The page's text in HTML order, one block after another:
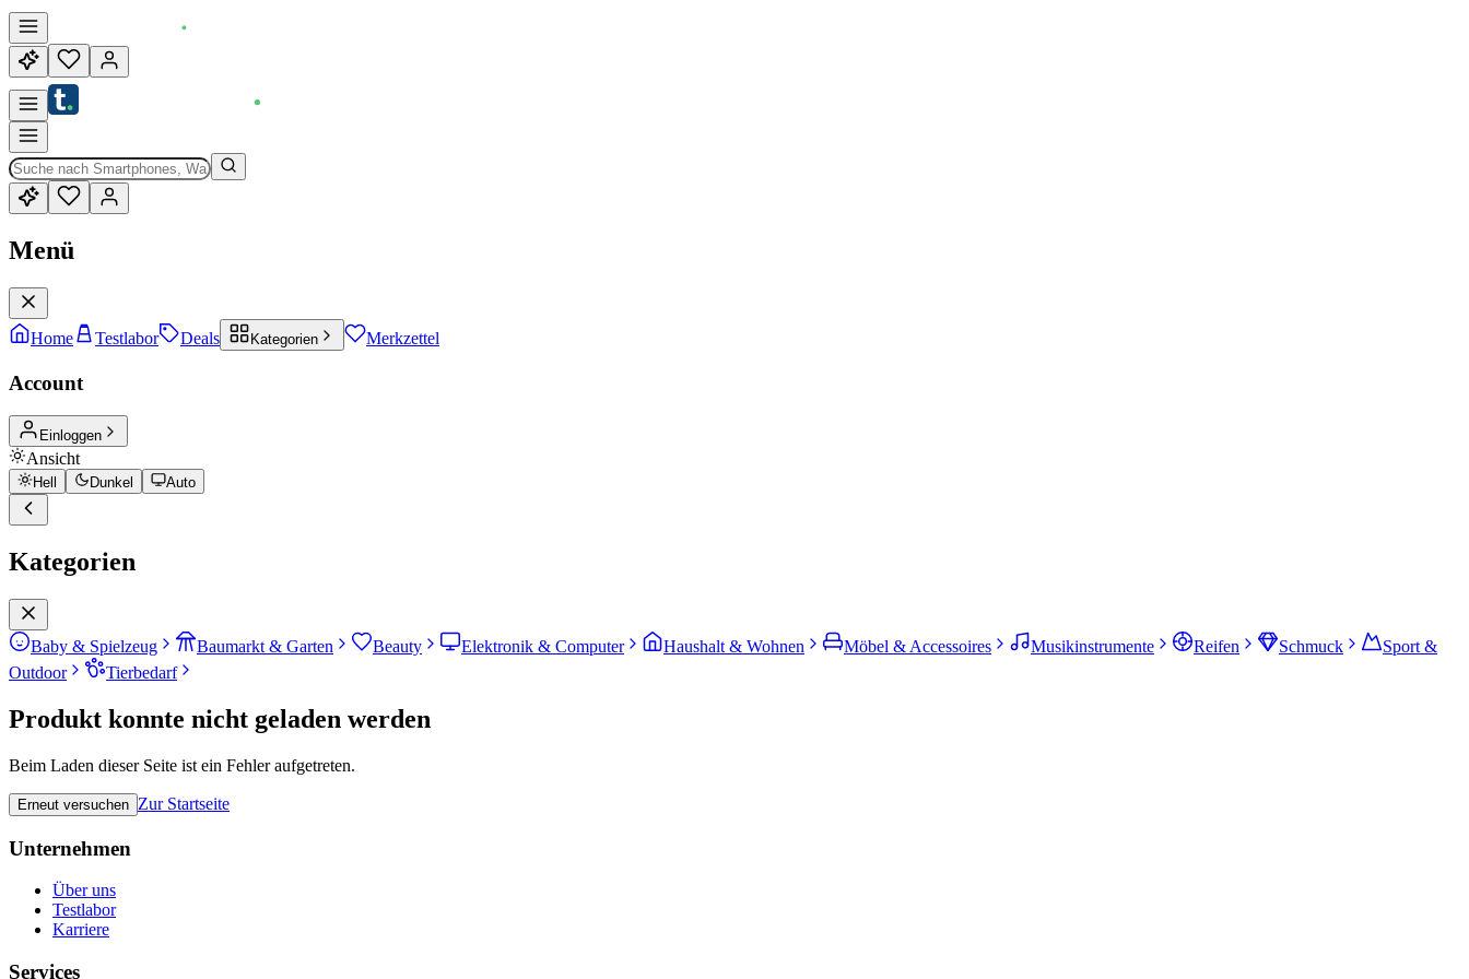
Menü
Home Testlabor Deals Kategorien Merkzettel
Account
Einloggen
Ansicht
Hell Dunkel Auto
Kategorien
Baby & Spielzeug Baumarkt & Garten Beauty Elektronik & Computer Haushalt & Wohnen Möbel & Accessoires Musikinstrumente Reifen Schmuck
Sport &
Outdoor
Tierbedarf
Produkt konnte nicht geladen werden
Beim Laden dieser Seite ist ein Fehler aufgetreten.
Erneut versuchen Zur Startseite
Unternehmen
Über uns
Testlabor
Karriere
Services